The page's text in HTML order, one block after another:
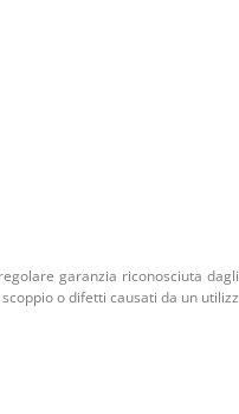
garanzia riconosciuta
o difetti causati da un